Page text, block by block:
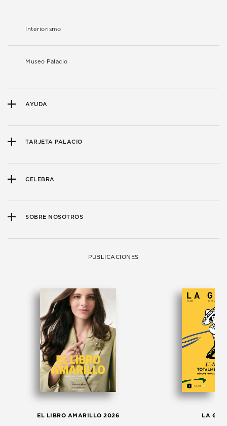
Interiorismo
Museo Palacio
AYUDA
TARJETA PALACIO
CELEBRA
SOBRE NOSOTROS
PUBLICACIONES
EL LIBRO AMARILLO 2026 LA